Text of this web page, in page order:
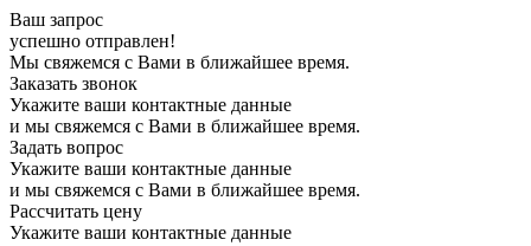
Ваш запрос
успешно отправлен!
Мы свяжемся с Вами в ближайшее время.
Заказать звонок
Укажите ваши контактные данные
и мы свяжемся с Вами в ближайшее время.
Задать вопрос
Укажите ваши контактные данные
и мы свяжемся с Вами в ближайшее время.
Рассчитать цену
Укажите ваши контактные данные